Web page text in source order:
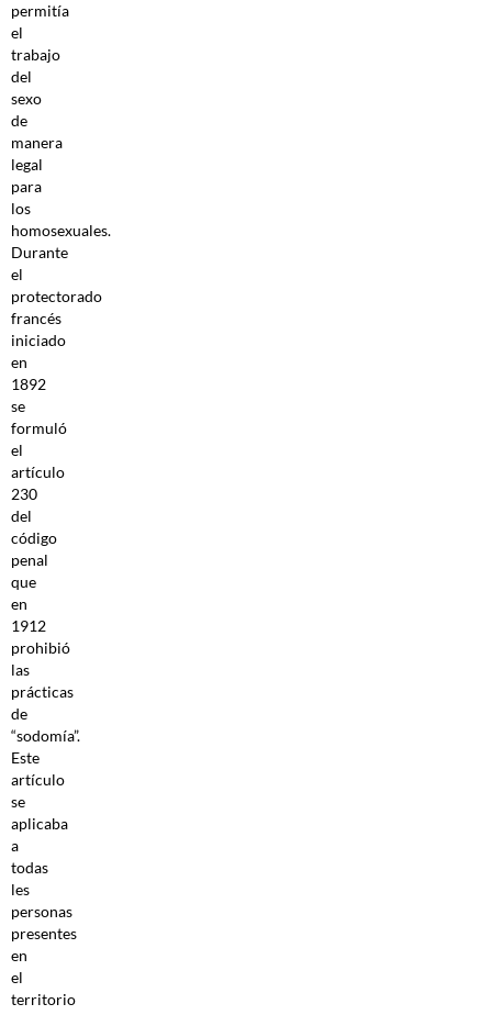
permitía
el
trabajo
del
sexo
de
manera
legal
para
los
homosexuales.
Durante
el
protectorado
francés
iniciado
en
1892
se
formuló
el
artículo
230
del
código
penal
que
en
1912
prohibió
las
prácticas
de
“sodomía”.
Este
artículo
se
aplicaba
a
todas
les
personas
presentes
en
el
territorio